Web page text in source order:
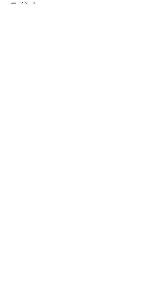
コメント